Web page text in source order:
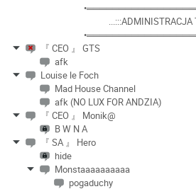
...:::ADMINISTRACJA
『 CEO 』 GTS
afk
Louise le Foch
Mad House Channel
afk (NO LUX FOR ANDZIA)
『 CEO 』 Monik@
B W N A
『 SA 』 Hero
hide
Monstaaaaaaaaaa
pogaduchy